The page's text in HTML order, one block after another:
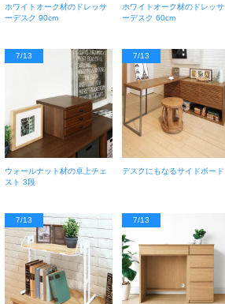
ホワイトオーク材のドレッサ
ーデスク 90cm
ホワイトオーク材のドレッサ
ーデスク 60cm
7/13
ウォールナット材の卓上チェ
スト 3段
7/13
デスクにもなるサイドボード
7/13 7/13